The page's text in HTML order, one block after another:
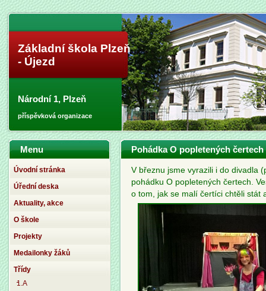
Základní škola Plzeň
- Újezd
Národní 1, Plzeň
příspěvková organizace
Pohádka O popletených čertech
V březnu jsme vyrazili i do divadla
pohádku O popletených čertech.
o tom, jak se malí čertíci chtěli stát
Menu
Úvodní stránka
Úřední deska
Aktuality, akce
O škole
Projekty
Medailonky žáků
Třídy
1.A